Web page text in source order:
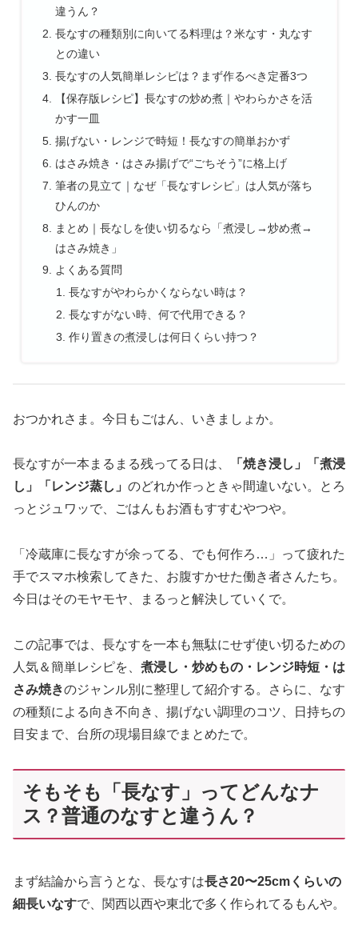
違うん？
長なすの種類別に向いてる料理は？米なす・丸なす
との違い
長なすの人気簡単レシピは？まず作るべき定番3つ
【保存版レシピ】長なすの炒め煮｜やわらかさを活
かす一皿
揚げない・レンジで時短！長なすの簡単おかず
はさみ焼き・はさみ揚げで“ごちそう”に格上げ
筆者の見立て｜なぜ「長なすレシピ」は人気が落ち
ひんのか
まとめ｜長なしを使い切るなら「煮浸し→炒め煮→
はさみ焼き」
よくある質問
長なすがやわらかくならない時は？
長なすがない時、何で代用できる？
作り置きの煮浸しは何日くらい持つ？
おつかれさま。今日もごはん、いきましょか。
長なすが一本まるまる残ってる日は、
「焼き浸し」「煮浸
し」「レンジ蒸し」 のどれか作っときゃ間違いない。とろ
っとジュワッで、ごはんもお酒もすすむやつや。
「冷蔵庫に長なすが余ってる、でも何作ろ…」って疲れた
手でスマホ検索してきた、お腹すかせた働き者さんたち。
今日はそのモヤモヤ、まるっと解決していくで。
この記事では、長なすを一本も無駄にせず使い切るための
人気＆簡単レシピを、 煮浸し・炒めもの・レンジ時短・は
さみ焼きのジャンル別に整理して紹介する。さらに、なす
の種類による向き不向き、揚げない調理のコツ、日持ちの
目安まで、台所の現場目線でまとめたで。
そもそも「長なす」ってどんなナ
ス？普通のなすと違うん？
まず結論から言うとな、長なすは長さ20〜25cmくらいの
細長いなすで、関西以西や東北で多く作られてるもんや。